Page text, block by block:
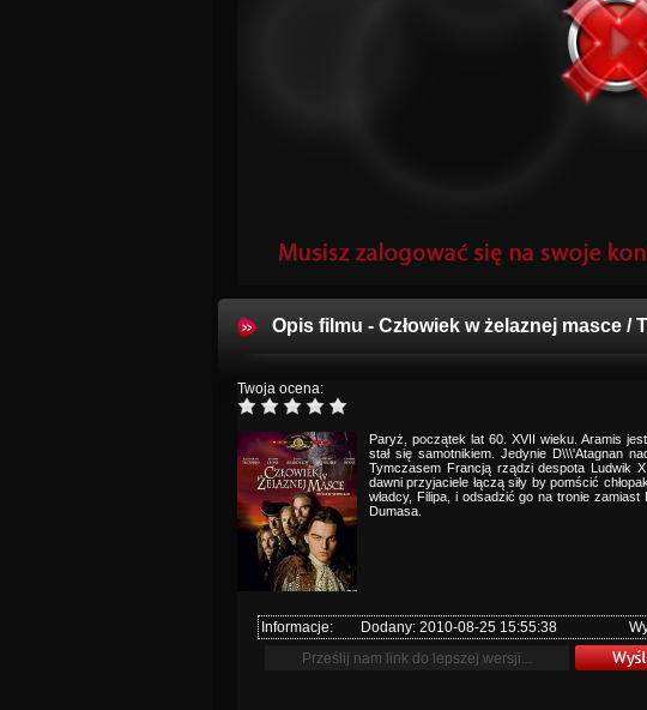
Opis filmu - Człowiek w żelaznej masce /
Twoja ocena:
Paryż, początek lat 60. XVII wieku. Aramis
stał się samotnikiem. Jedynie D\\\'Atagnan
Tymczasem Francją rządzi despota Ludwik
dawni przyjaciele łączą siły by pomścić
władcy, Filipa, i odsadzić go na tronie
Dumasa.
Informacje: Dodany: 2010-08-25 15:55:38